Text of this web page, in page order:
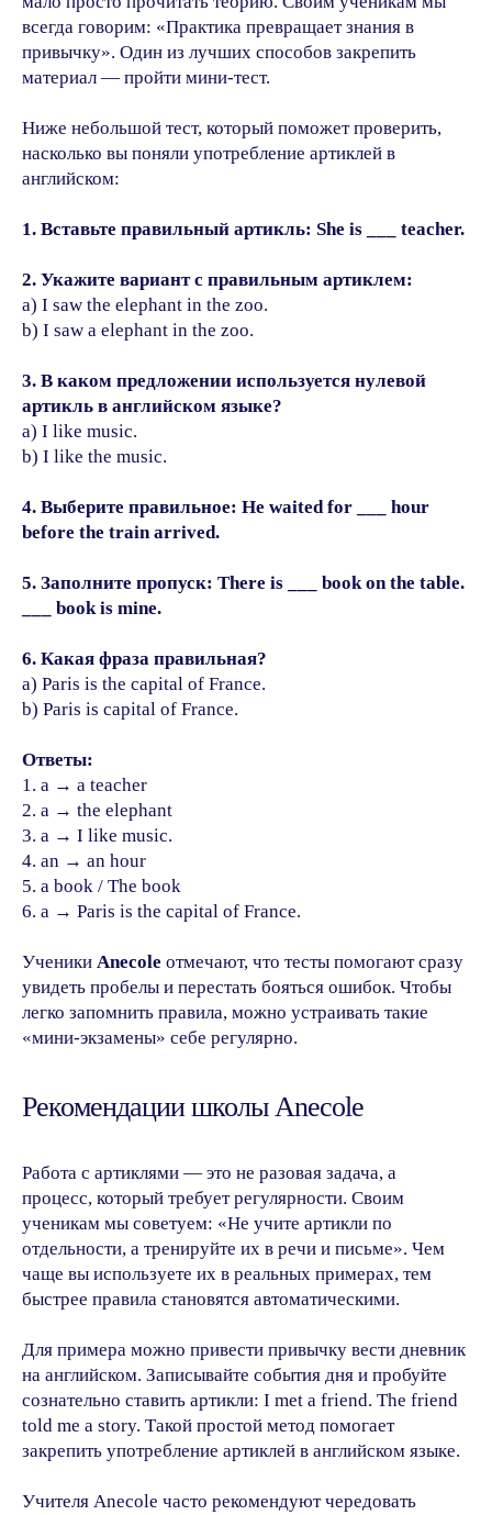
всегда говорим: «Практика превращает знания в
привычку». Один из лучших способов закрепить
материал — пройти мини-тест.
Ниже небольшой тест, который поможет проверить,
насколько вы поняли употребление артиклей в
английском:
1. Вставьте правильный артикль: She is ___ teacher.
2. Укажите вариант с правильным артиклем:
a) I saw the elephant in the zoo.
b) I saw a elephant in the zoo.
3. В каком предложении используется нулевой
артикль в английском языке?
a) I like music.
b) I like the music.
4. Выберите правильное: He waited for ___ hour
before the train arrived.
5. Заполните пропуск: There is ___ book on the table.
___ book is mine.
6. Какая фраза правильная?
a) Paris is the capital of France.
b) Paris is capital of France.
Ответы:
1. a → a teacher
2. a → the elephant
3. a → I like music.
4. an → an hour
5. a book / The book
6. a → Paris is the capital of France.
Ученики Anecole отмечают, что тесты помогают сразу
увидеть пробелы и перестать бояться ошибок. Чтобы
легко запомнить правила, можно устраивать такие
«мини-экзамены» себе регулярно.
Рекомендации школы Anecole
Работа с артиклями — это не разовая задача, а
процесс, который требует регулярности. Своим
ученикам мы советуем: «Не учите артикли по
отдельности, а тренируйте их в речи и письме». Чем
чаще вы используете их в реальных примерах, тем
быстрее правила становятся автоматическими.
Для примера можно привести привычку вести дневник
на английском. Записывайте события дня и пробуйте
сознательно ставить артикли: I met a friend. The friend
told me a story. Такой простой метод помогает
закрепить употребление артиклей в английском языке.
Учителя Anecole часто рекомендуют чередовать
Оставить заявку
Оставьте заявку на консультацию,
и с вами свяжется наш менеджер. Он
уточнит ваш уровень языка и цели его
изучения, ответит на все
интересующие вопросы, а после
урок в удобное для вас время.
Записаться
Похожие статьи
Все Грамматика Изучение
Развлечения Экзамены
Путешествия Карьера